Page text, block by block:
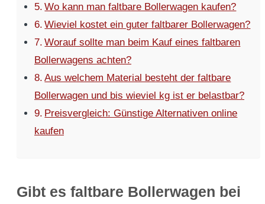
Wo kann man faltbare Bollerwagen kaufen?
Wieviel kostet ein guter faltbarer Bollerwagen?
Worauf sollte man beim Kauf eines faltbaren
Bollerwagens achten?
Aus welchem Material besteht der faltbare
Bollerwagen und bis wieviel kg ist er belastbar?
Preisvergleich: Günstige Alternativen online
kaufen
Gibt es faltbare Bollerwagen bei